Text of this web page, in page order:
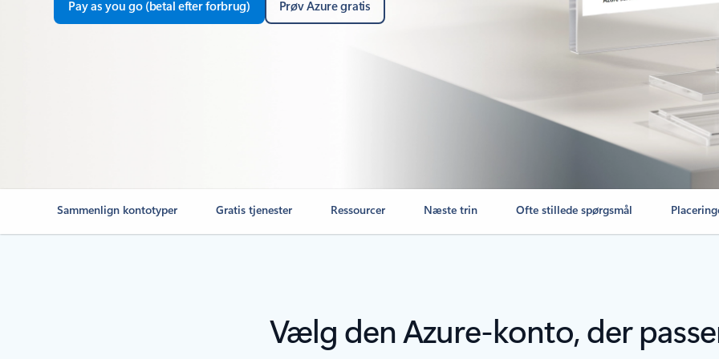
Pay as you go (betal efter forbrug) Prøv Azure gratis
Sammenlign kontotyper Gratis tjenester Ressourcer Næste trin Ofte stillede spørgsmål
Vælg den Azure-konto, der